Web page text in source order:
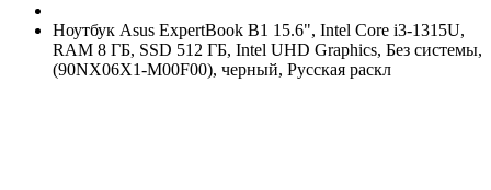
Ноутбук Asus ExpertBook B1 15.6", Intel Core i3-1315U,
RAM 8 ГБ, SSD 512 ГБ, Intel UHD Graphics, Без системы,
(90NX06X1-M00F00), черный, Русская раскл